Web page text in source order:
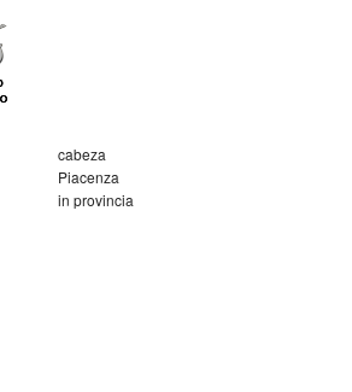
cabeza
Piacenza
in provincia